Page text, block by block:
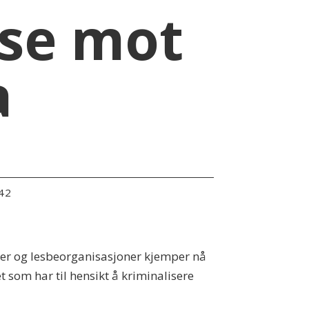
mot
og lesbeorganisasjoner kjemper nå
som har til hensikt å kriminalisere